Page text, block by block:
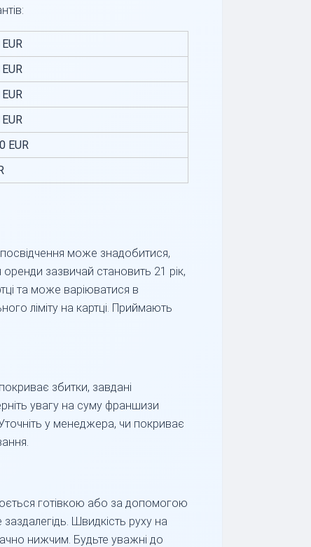
EUR
може знадобитися,
зазвичай становить 21 рік,
та може варіюватися в
ліміту на картці. Приймають
збитки, завдані
увагу на суму франшизи
у менеджера, чи покриває
готівкою або за допомогою
Швидкість руху на
нижчим. Будьте уважні до